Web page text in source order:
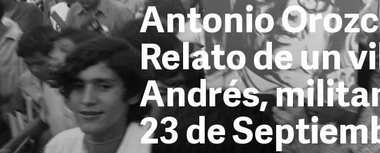
Antonio
Relato de un
Andrés,
23 de